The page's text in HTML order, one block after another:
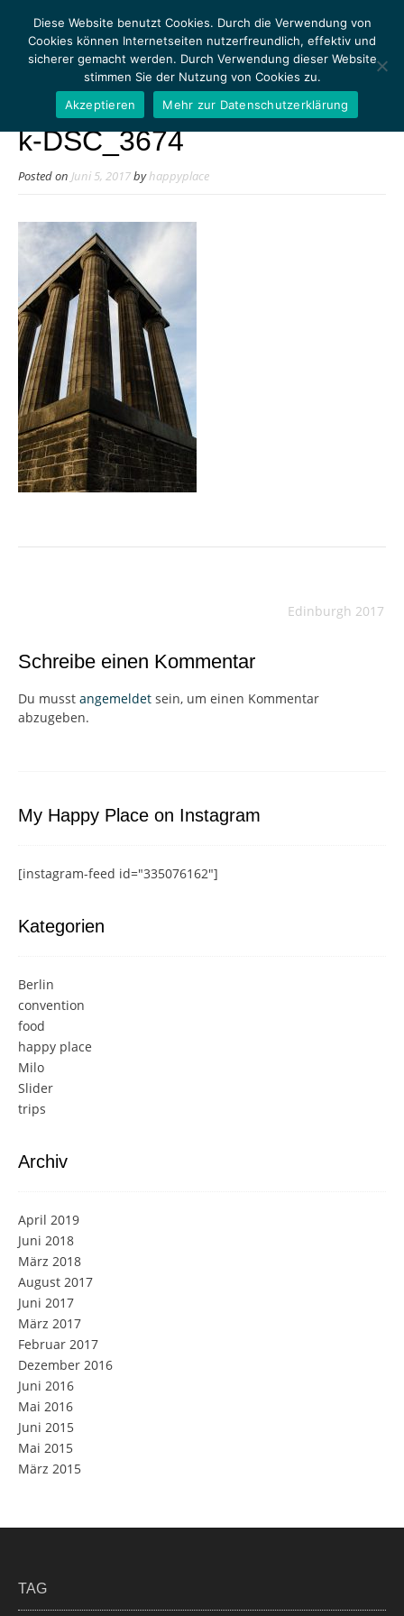
MENU
k-DSC_3674
Posted on Juni 5, 2017byhappyplace
Edinburgh 2017
Schreibe einen Kommentar
Du musst angemeldet sein, um einen Kommentar
abzugeben.
My Happy Place on Instagram
[instagram-feed id="335076162"]
Kategorien
Berlin
convention
food
happy place
Milo
Slider
trips
Archiv
April 2019
Juni 2018
März 2018
August 2017
Juni 2017
März 2017
Februar 2017
Dezember 2016
Juni 2016
Mai 2016
Juni 2015
Mai 2015
März 2015
TAG
Diese Website benutzt Cookies. Durch die Verwendung von
Cookies können Internetseiten nutzerfreundlich, effektiv und
sicherer gemacht werden. Durch Verwendung dieser Website
stimmen Sie der Nutzung von Cookies zu.
Akzeptieren
Mehr zur Datenschutzerklärung